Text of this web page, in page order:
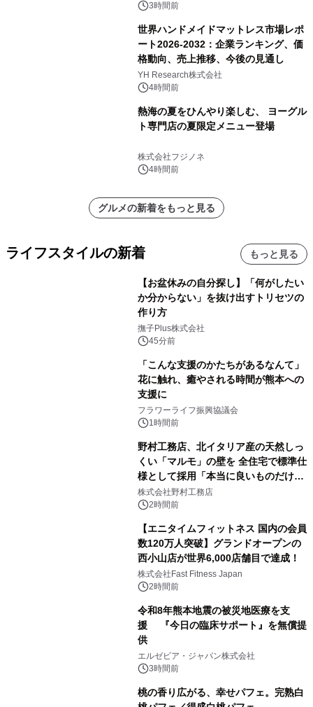
3時間前
世界ハンドメイドマットレス市場レポ
ート2026-2032：企業ランキング、価
格動向、売上推移、今後の見通し
YH Research株式会社
4時間前
熱海の夏をひんやり楽しむ、 ヨーグル
ト専門店の夏限定メニュー登場
株式会社フジノネ
4時間前
グルメの新着をもっと見る
ライフスタイルの新着 もっと見る
【お盆休みの自分探し】「何がしたい
か分からない」を抜け出すトリセツの
作り方
撫子Plus株式会社
45分前
「こんな支援のかたちがあるなんて」
花に触れ、癒やされる時間が熊本への
支援に
フラワーライフ振興協議会
1時間前
野村工務店、北イタリア産の天然しっ
くい「マルモ」の壁を 全住宅で標準仕
様として採用「本当に良いものだけに
こだわる」
株式会社野村工務店
2時間前
【エニタイムフィットネス 国内の会員
数120万人突破】グランドオープンの
西小山店が世界6,000店舗目で達成！
株式会社Fast Fitness Japan
2時間前
令和8年熊本地震の被災地医療を支
援 『今日の臨床サポート』を無償提
供
エルゼビア・ジャパン株式会社
3時間前
桃の香り広がる、幸せパフェ。完熟白